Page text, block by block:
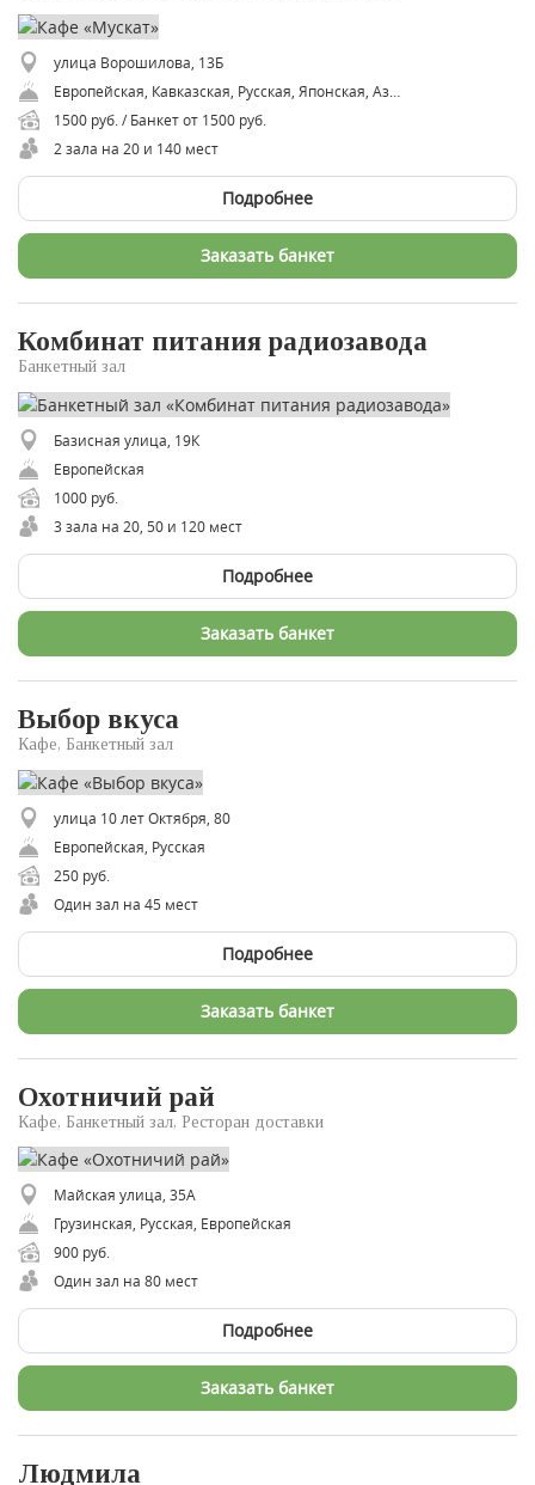
улица Ворошилова, 13Б
1500 руб. / Банкет от 1500 руб.
2 зала на 20 и 140 мест
Подробнее
Заказать банкет
Комбинат питания радиозавода
Банкетный зал
Базисная улица, 19К
Европейская
1000 руб.
3 зала на 20, 50 и 120 мест
Подробнее
Заказать банкет
Выбор вкуса
Кафе, Банкетный зал
улица 10 лет Октября, 80
Европейская, Русская
250 руб.
Один зал на 45 мест
Подробнее
Заказать банкет
Охотничий рай
Кафе, Банкетный зал, Ресторан доставки
Майская улица, 35А
​Грузинская, Русская, Европейская
900 руб.
Один зал на 80 мест
Подробнее
Заказать банкет
Людмила